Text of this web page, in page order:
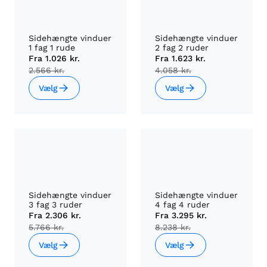
Sidehængte vinduer
1 fag 1 rude
Fra 1.026 kr.
2.566 kr.
Vælg
Sidehængte vinduer
2 fag 2 ruder
Fra 1.623 kr.
4.058 kr.
Vælg
Sidehængte vinduer
3 fag 3 ruder
Fra 2.306 kr.
5.766 kr.
Vælg
Sidehængte vinduer
4 fag 4 ruder
Fra 3.295 kr.
8.238 kr.
Vælg